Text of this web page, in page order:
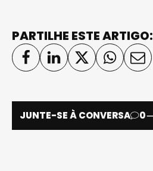
PARTILHE ESTE ARTIGO:
JUNTE-SE À CONVERSA 0